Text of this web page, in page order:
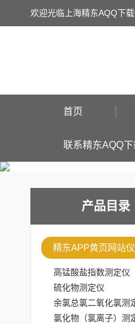
欢迎光临上海精东AQQ
首页
联系精东AQQ下
产品目录
精东APP黄页网站
高锰酸盐指数测定仪
硫化物测定仪
余氯总氯二氧化氯测
氯化物（氯离子）测